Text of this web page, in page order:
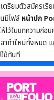
ตรียมตัวสมัครเรี
มีไฟล์ หน้าปก
ว้ในบทความก่อน
าทำใหม่ทั้งหมด
ช้ทันที